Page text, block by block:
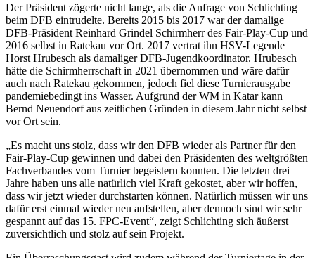
Der Präsident zögerte nicht lange, als die Anfrage von Schlichting
beim DFB eintrudelte. Bereits 2015 bis 2017 war der damalige
DFB-Präsident Reinhard Grindel Schirmherr des Fair-Play-Cup und
2016 selbst in Ratekau vor Ort. 2017 vertrat ihn HSV-Legende
Horst Hrubesch als damaliger DFB-Jugendkoordinator. Hrubesch
hätte die Schirmherrschaft in 2021 übernommen und wäre dafür
auch nach Ratekau gekommen, jedoch fiel diese Turnierausgabe
pandemiebedingt ins Wasser. Aufgrund der WM in Katar kann
Bernd Neuendorf aus zeitlichen Gründen in diesem Jahr nicht selbst
vor Ort sein.
„Es macht uns stolz, dass wir den DFB wieder als Partner für den
Fair-Play-Cup gewinnen und dabei den Präsidenten des weltgrößten
Fachverbandes vom Turnier begeistern konnten. Die letzten drei
Jahre haben uns alle natürlich viel Kraft gekostet, aber wir hoffen,
dass wir jetzt wieder durchstarten können. Natürlich müssen wir uns
dafür erst einmal wieder neu aufstellen, aber dennoch sind wir sehr
gespannt auf das 15. FPC-Event“, zeigt Schlichting sich äußerst
zuversichtlich und stolz auf sein Projekt.